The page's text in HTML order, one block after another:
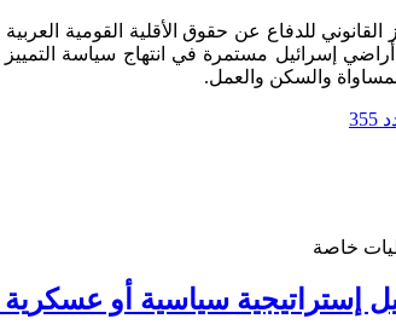
أراضي إسرائيل مستمرة في انتهاج سياسة
والسكن والعمل.
خاصة
إستراتيجية سياسية أو عسكرية